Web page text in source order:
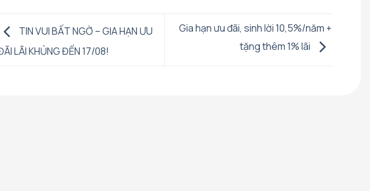
TIN VUI BẤT NGỜ – GIA HẠN ƯU
LÃI KHỦNG ĐẾN 17/08!
Gia hạn ưu đãi, sinh lời 10,5%/năm +
tặng thêm 1% lãi